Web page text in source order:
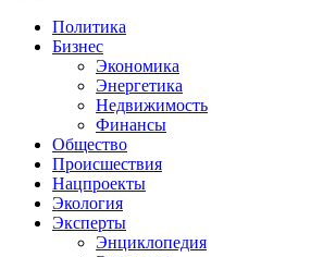
Политика
Бизнес
Экономика
Энергетика
Недвижимость
Финансы
Общество
Происшествия
Нацпроекты
Экология
Эксперты
Энциклопедия